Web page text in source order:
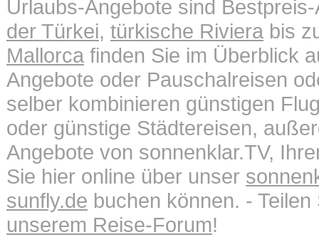
Urlaubs-Angebote sind
der Türkei, türkische Riviera bis
Mallorca finden Sie im Überblick
Angebote oder Pauschalreisen
selber kombinieren günstigen
oder günstige Städtereisen,
Angebote von sonnenklar.TV,
Sie hier online über unser
sunfly.de buchen können. -
unserem Reise-Forum!